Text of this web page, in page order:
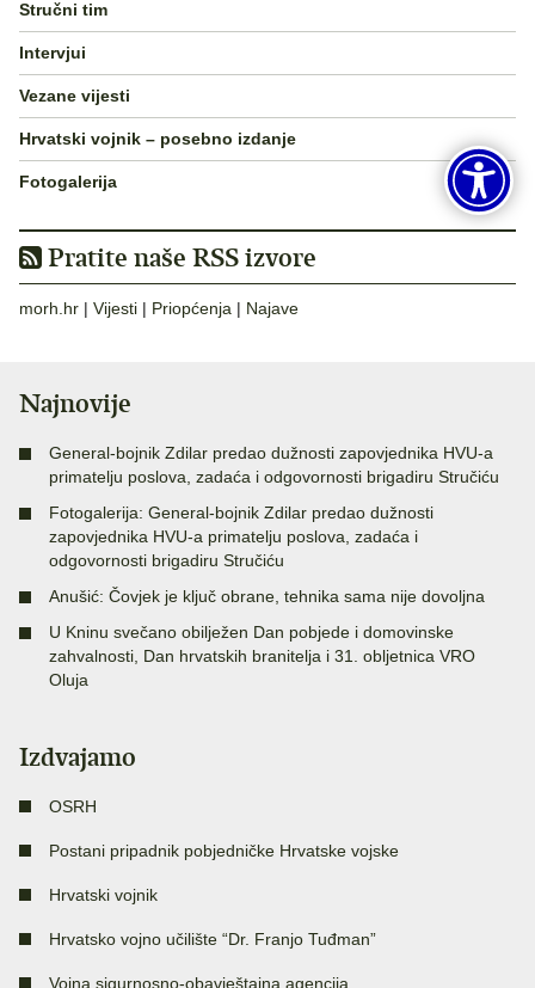
Stručni tim
Intervjui
Vezane vijesti
Hrvatski vojnik – posebno izdanje
Fotogalerija
Pratite naše RSS izvore
morh.hr | Vijesti | Priopćenja | Najave
Najnovije
General-bojnik Zdilar predao dužnosti zapovjednika HVU-a
primatelju poslova, zadaća i odgovornosti brigadiru Stručiću
Fotogalerija: General-bojnik Zdilar predao dužnosti
zapovjednika HVU-a primatelju poslova, zadaća i
odgovornosti brigadiru Stručiću
Anušić: Čovjek je ključ obrane, tehnika sama nije dovoljna
U Kninu svečano obilježen Dan pobjede i domovinske
zahvalnosti, Dan hrvatskih branitelja i 31. obljetnica VRO
Oluja
Izdvajamo
OSRH
Postani pripadnik pobjedničke Hrvatske vojske
Hrvatski vojnik
Hrvatsko vojno učilište “Dr. Franjo Tuđman”
Vojna sigurnosno-obavještajna agencija